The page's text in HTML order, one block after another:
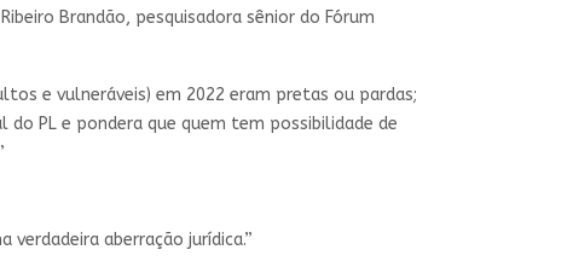
Brandão, pesquisadora sênior do Fórum
e vulneráveis) em 2022 eram pretas ou pardas;
do PL e pondera que quem tem possibilidade de
aberração jurídica.”